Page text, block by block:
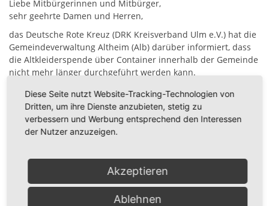
Liebe Mitbürgerinnen und Mitbürger,
sehr geehrte Damen und Herren,
das Deutsche Rote Kreuz (DRK Kreisverband Ulm e.V.) hat die
Gemeindeverwaltung Altheim (Alb) darüber informiert, dass
die Altkleiderspende über Container innerhalb der Gemeinde
nicht mehr länger durchgeführt werden kann.
Aus Gründen ausufernder Kosten für den Betrieb der
Altkleidercontainer sieht sich das Deutsche Rote Kreuz dazu
gezwungen, die Containerstandorte in Altheim (Alb)
aufzugeben.
abgebaut werden.
Ihre Gemeindeverwaltung Altheim (Alb)
Diese Seite nutzt Website-Tracking-Technologien von
Dritten, um ihre Dienste anzubieten, stetig zu
verbessern und Werbung entsprechend den Interessen
der Nutzer anzuzeigen.
Akzeptieren
Ablehnen